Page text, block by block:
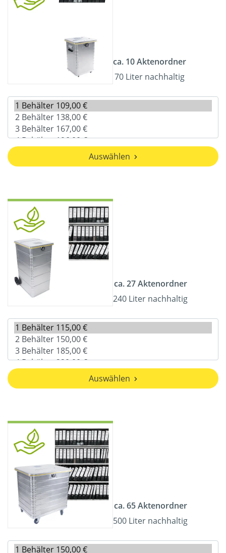
ca. 10 Aktenordner
70 Liter nachhaltig
Auswählen
ca. 27 Aktenordner
240 Liter nachhaltig
Auswählen
ca. 65 Aktenordner
500 Liter nachhaltig